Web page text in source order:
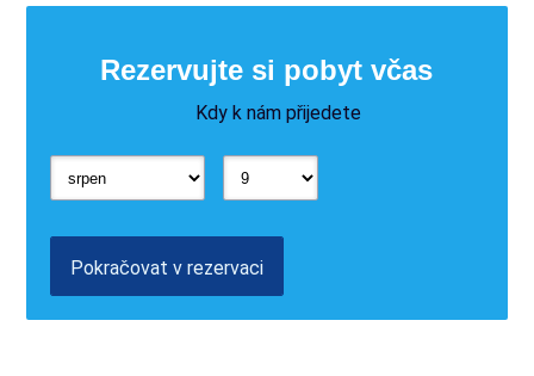
Rezervujte si pobyt včas
Kdy k nám přijedete
Pokračovat v rezervaci